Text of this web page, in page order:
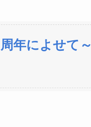
年によせて～